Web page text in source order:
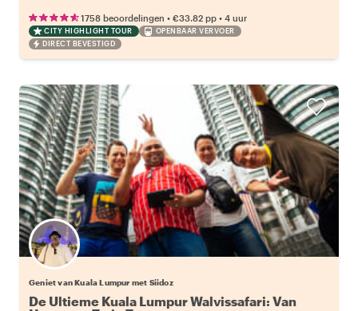
1758 beoordelingen • €33.82 pp • 4 uur
CITY HIGHLIGHT TOUR
OPENBAAR VERVOER
DIRECT BEVESTIGD
Geniet van Kuala Lumpur met Siidoz
De Ultieme Kuala Lumpur Walvissafari: Van